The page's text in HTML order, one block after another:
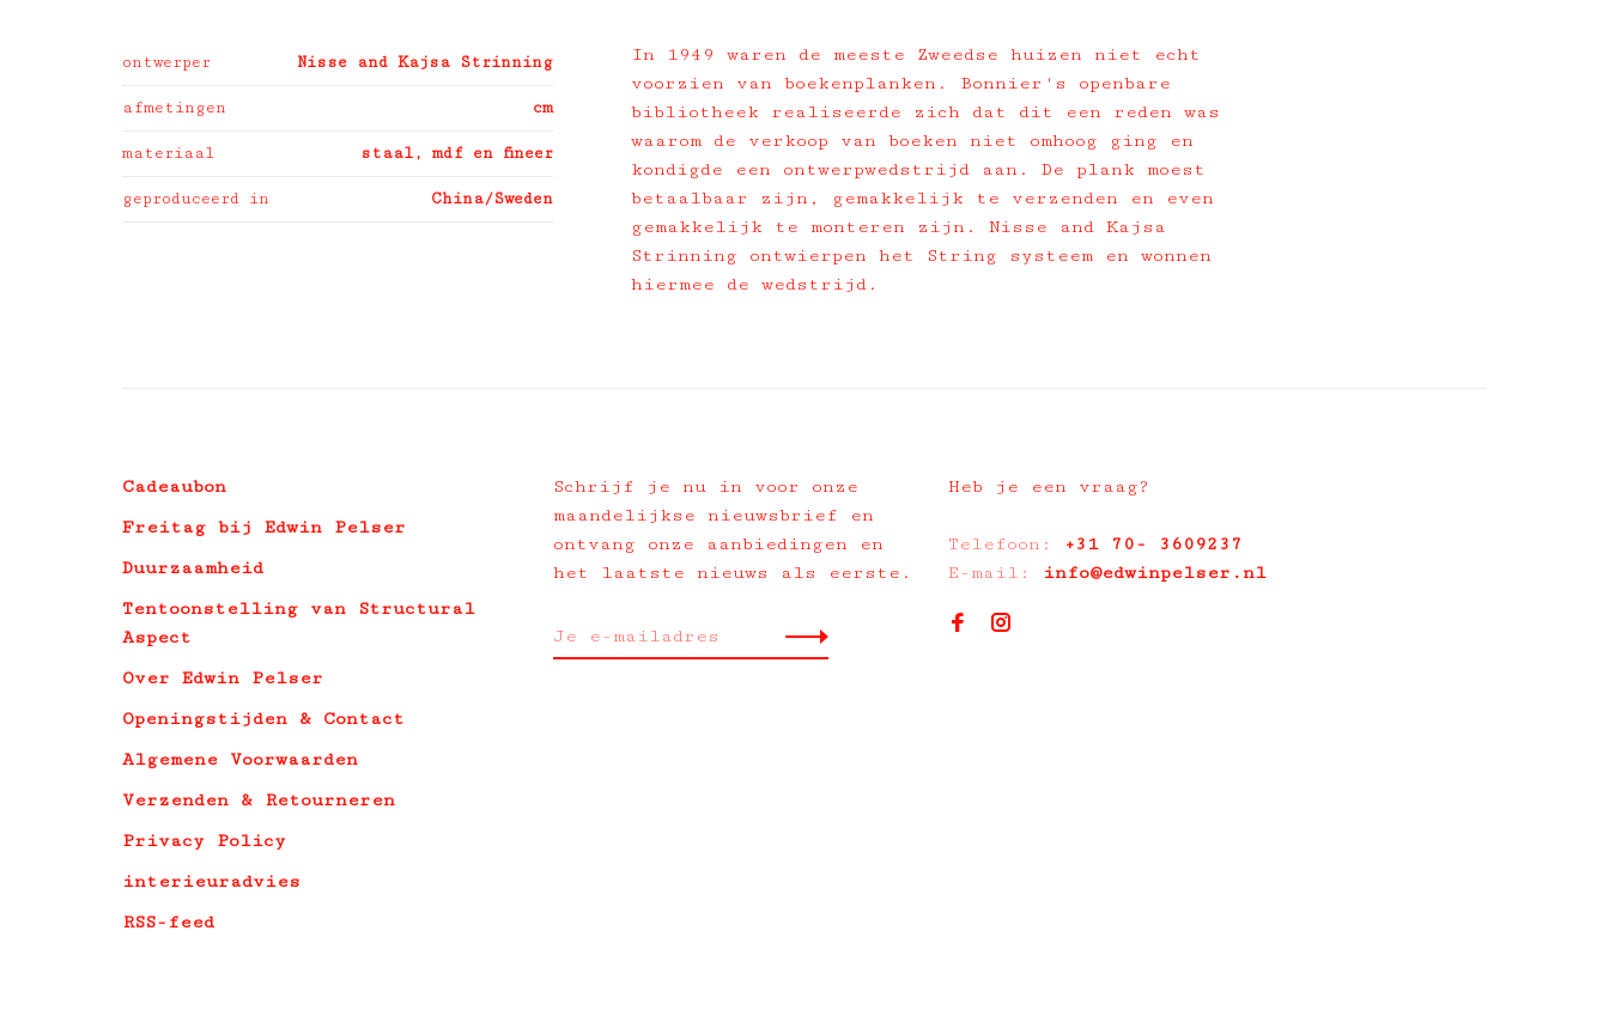
ontwerper Nisse and Kajsa Strinning
afmetingen cm
materiaal staal, mdf en fineer
geproduceerd in China/Sweden
In 1949 waren de meeste Zweedse huizen niet echt
voorzien van boekenplanken. Bonnier's openbare
bibliotheek realiseerde zich dat dit een reden was
waarom de verkoop van boeken niet omhoog ging en
kondigde een ontwerpwedstrijd aan. De plank moest
betaalbaar zijn, gemakkelijk te verzenden en even
gemakkelijk te monteren zijn. Nisse and Kajsa
Strinning ontwierpen het String systeem en wonnen
hiermee de wedstrijd.
Cadeaubon
Freitag bij Edwin Pelser
Duurzaamheid
Tentoonstelling van Structural
Aspect
Over Edwin Pelser
Openingstijden & Contact
Algemene Voorwaarden
Verzenden & Retourneren
Privacy Policy
interieuradvies
RSS-feed
Schrijf je nu in voor onze
maandelijkse nieuwsbrief en
ontvang onze aanbiedingen en
het laatste nieuws als eerste.
Heb je een vraag?
Telefoon: +31 70- 3609237
E-mail:
info@edwinpelser.nl